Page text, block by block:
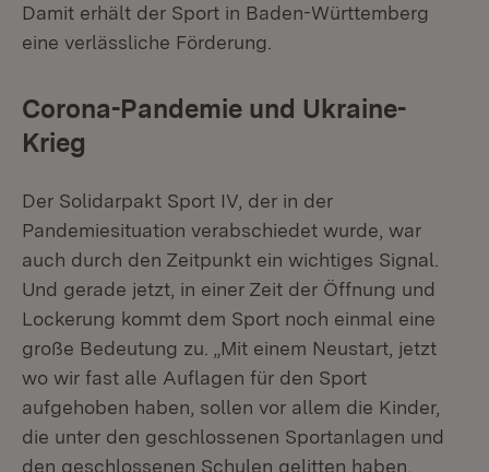
Damit erhält der Sport in Baden-Württemberg
eine verlässliche Förderung.
Corona-Pandemie und Ukraine-
Krieg
Der Solidarpakt Sport IV, der in der
Pandemiesituation verabschiedet wurde, war
auch durch den Zeitpunkt ein wichtiges Signal.
Und gerade jetzt, in einer Zeit der Öffnung und
Lockerung kommt dem Sport noch einmal eine
große Bedeutung zu. „Mit einem Neustart, jetzt
wo wir fast alle Auflagen für den Sport
aufgehoben haben, sollen vor allem die Kinder,
die unter den geschlossenen Sportanlagen und
den geschlossenen Schulen gelitten haben,